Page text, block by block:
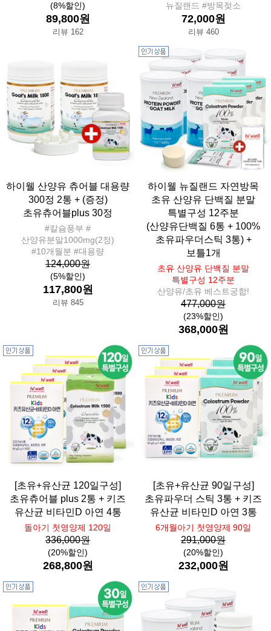
(8%할인)
89,800원
리뷰 162
뉴질랜드 #방목젖소
72,000원
리뷰 460
하이웰 산양유 츄어블 대용량
300정 2통 + (증정)
초유츄어블plus 30정
#칼슘풍부 #
산양유분말1000mg(2정)
#10개월분 #대용량
124,000원
(5%할인)
117,800원
리뷰 845
하이웰 뉴질랜드 자연방목
초유 산양유 단백질 분말
특별구성 12주분
(산양유단백질 6통 + 100%
초유파우더스틱 3통) +
보틀1개
초유 산양유 단백질 분말
특별구성 12주분
산양유/초유 베스트궁합!
477,000원
(23%할인)
368,000원
[초유+유산균 120일구성]
초유츄어블 plus 2통 + 키즈
유산균 비타민D 아연 4통
돌아기 첫영양제 120일
336,000원
(20%할인)
268,800원
[초유+유산균 90일구성]
초유파우더 스틱 3통 + 키즈
유산균 비타민D 아연 3통
6개월아기 첫영양제 90일
291,000원
(20%할인)
232,000원